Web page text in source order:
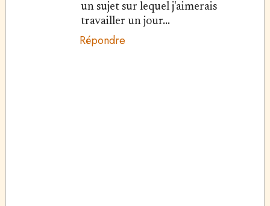
un sujet sur lequel j'aimerais
travailler un jour...
Répondre